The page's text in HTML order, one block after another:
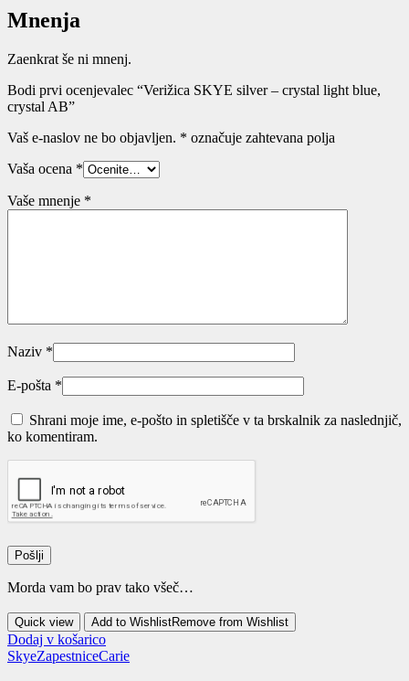
Mnenja
Zaenkrat še ni mnenj.
Bodi prvi ocenjevalec “Verižica SKYE silver – crystal light blue,
crystal AB”
Vaš e-naslov ne bo objavljen. * označuje zahtevana polja
Vaša ocena *
Vaše mnenje *
Naziv *
E-pošta *
Shrani moje ime, e-pošto in spletišče v ta brskalnik za naslednjič,
ko komentiram.
Morda vam bo prav tako všeč…
Quick view Add to WishlistRemove from Wishlist
Dodaj v košarico
SkyeZapestniceCarie